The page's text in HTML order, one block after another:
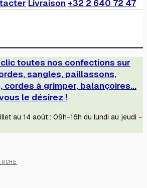
Livraison +32 2 640 72 47
toutes nos confections sur
sangles, paillassons,
cordes à grimper, balançoires...
le désirez !
au 14 août : 09h-16h du lundi au jeudi -